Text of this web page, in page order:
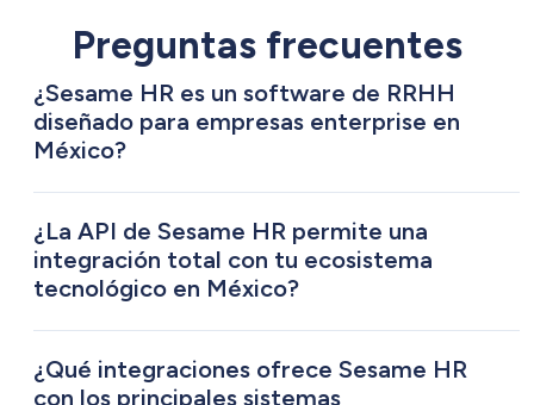
Preguntas frecuentes
¿Sesame HR es un software de RRHH
diseñado para empresas enterprise en
México?
Sesame HR es unaplataforma de gestión de
recursos humanos (RRHH) desarrollada
para cubrir las necesidades de empresas
medianas y grandes, incluyendo compañías
con estructuras complejas, múltiples
delegaciones, y miles de empleados
¿La API de Sesame HR permite una
integración total con tu ecosistema
tecnológico en México?
Sesame HR dispone de una API REST
completa y documentada que permite a las
organizaciones integrar su plataforma de
¿Qué integraciones ofrece Sesame HR
con los principales sistemas